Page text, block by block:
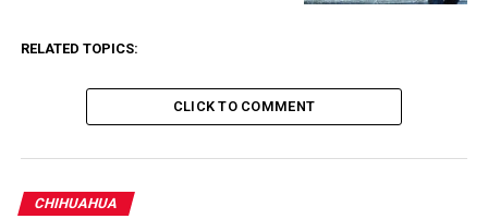
RELATED TOPICS:
CLICK TO COMMENT
CHIHUAHUA